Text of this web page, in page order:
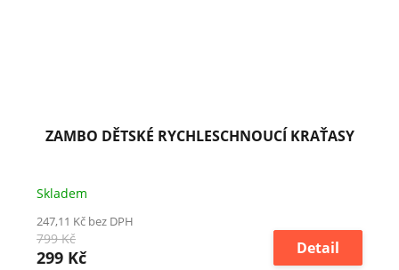
ZAMBO DĚTSKÉ RYCHLESCHNOUCÍ KRAŤASY
Skladem
247,11 Kč bez DPH
799 Kč
299 Kč Detail